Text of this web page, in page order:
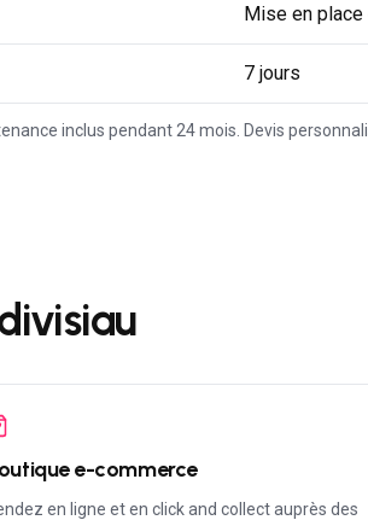
Mise en place
7 jours
inclus pendant 24 mois. Devis
e-commerce
en ligne et en click and collect auprès des